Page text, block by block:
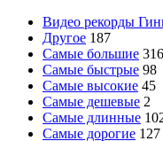
Видео рекорды
Другое 187
Самые большие 316
Самые быстрые 98
Самые высокие 45
Самые дешевые 2
Самые длинные
Самые дорогие 127